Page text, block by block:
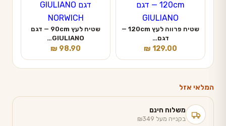
שטיח פרווה לעץ 120cm —
דגם…
₪ 129.00
שטיח לעץ 90cm — דגם
GIULIANO…
₪ 98.90
המלאי אזל
משלוח חינם
בקנייה מעל ₪349